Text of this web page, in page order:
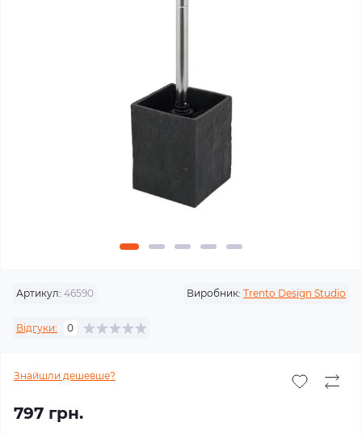
Артикул: 46590 Виробник: Trento Design Studio
Відгуки: 0
Знайшли дешевше?
797 грн.